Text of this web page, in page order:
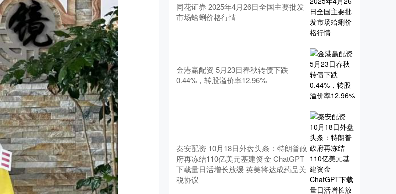
同花证券 2025年4月26日全国主要批发
市场蛤蜊价格行情
金港赢配资 5月23日春秋转债下跌
0.44%，转股溢价率12.96%
秦安配资 10月18日外盘头条：特朗普政
府再冻结110亿美元基建资金 ChatGPT
下载量日活增长放缓 英美将达成药品关
税协议